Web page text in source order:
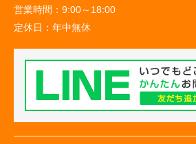
営業時間： 9:00～18:00
定休日： 年中無休